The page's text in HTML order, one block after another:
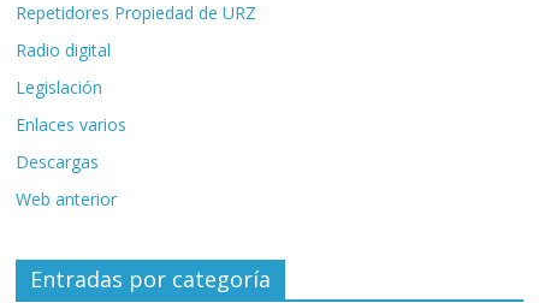
Repetidores Propiedad de URZ
Radio digital
Legislación
Enlaces varios
Descargas
Web anterior
Entradas por categoría